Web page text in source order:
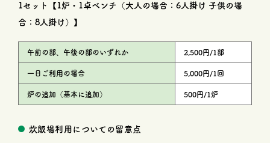
1セット【1炉・1卓ベンチ（大人の場合：6人掛け 子供の場
合：8人掛け）】
午前の部、午後の部のいずれか 2,500円/1部
一日ご利用の場合 5,000円/1回
炉の追加（基本に追加） 500円/1炉
炊飯場利用についての留意点